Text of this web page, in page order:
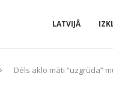
LATVIJĀ
Dēls aklo māti “uzgrūda”